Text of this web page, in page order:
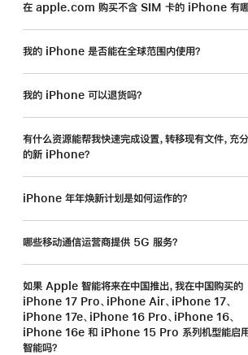
在 apple.com 购买不含 SIM 卡的 iPhone 有哪
我的 iPhone 是否能在全球范围内使用？
我的 iPhone 可以退货吗？
有什么资源能帮我快速完成设置，转移现有文件，充
的新 iPhone？
iPhone 年年焕新计划是如何运作的？
哪些移动通信运营商提供 5G 服务？
如果 Apple 智能将来在中国推出，我在中国购买的
iPhone 17 Pro、iPhone Air、iPhone 17、
iPhone 17e、iPhone 16 Pro、iPhone 16、
iPhone 16e 和 iPhone 15 Pro 系列机型能启
智能吗？